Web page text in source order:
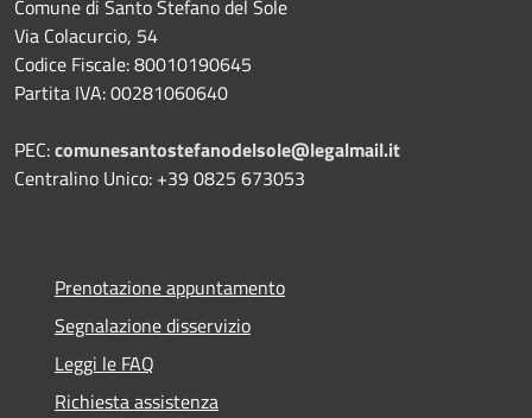
Comune di Santo Stefano del Sole
Via Colacurcio, 54
Codice Fiscale: 80010190645
Partita IVA: 00281060640
PEC:comunesantostefanodelsole@legalmail.it
Centralino Unico: +39 0825 673053
Prenotazione appuntamento
Segnalazione disservizio
Leggi le FAQ
Richiesta assistenza